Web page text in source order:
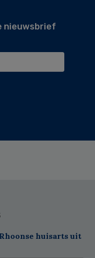
nieuwsbrief
huisarts uit